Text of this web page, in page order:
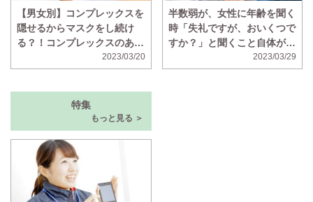
【男女別】コンプレックスを
隠せるからマスクをし続け
る？！コンプレックスのある
顔の部位ランキング！2023/03/20
半数弱が、女性に年齢を聞く
時「失礼ですが、おいくつで
すか？」と聞くこと自体が失
礼だと思っていることが判明
2023/03/29
特集
もっと見る ＞